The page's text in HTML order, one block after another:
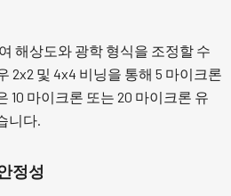
해상도와 광학 형식을 조정할 수
2x2 및 4x4 비닝을 통해 5 마이크론
10 마이크론 또는 20 마이크론 유
니다.
정성